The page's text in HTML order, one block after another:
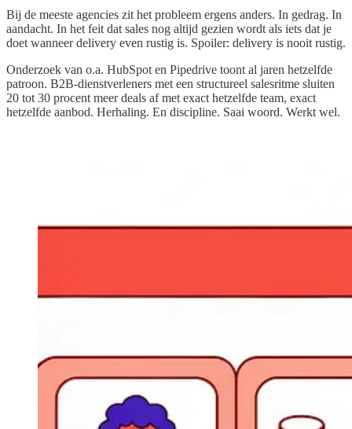
Bij de meeste agencies zit het probleem ergens anders. In gedrag. In
aandacht. In het feit dat sales nog altijd gezien wordt als iets dat je
doet wanneer delivery even rustig is. Spoiler: delivery is nooit rustig.
Onderzoek van o.a. HubSpot en Pipedrive toont al jaren hetzelfde
patroon. B2B-dienstverleners met een structureel salesritme sluiten
20 tot 30 procent meer deals af met exact hetzelfde team, exact
hetzelfde aanbod. Herhaling. En discipline. Saai woord. Werkt wel.